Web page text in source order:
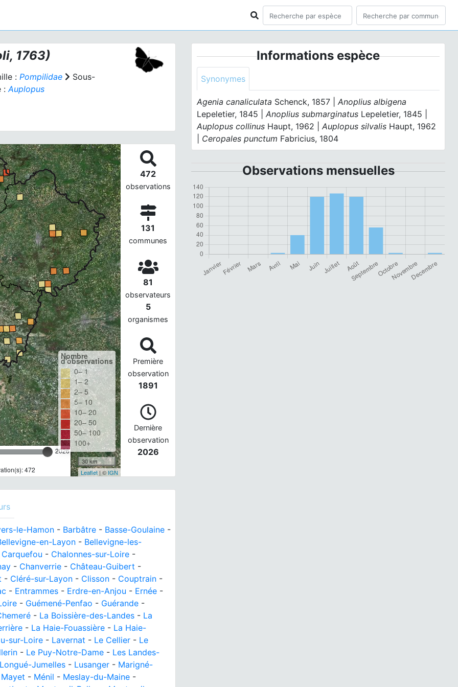
1763)
: Pompilidae
Sous-
:Auplopus
2026
472
Nombre
d'observations
0– 1
1– 2
2– 5
5– 10
10– 20
20– 50
50– 100
100+
30 km
Leaflet| © IGN
472
observations
131
communes
81
observateurs
5
organismes
Première
observation
1891
Dernière
observation
2026
le-Hamon - Barbâtre - Basse-Goulaine -
en-Layon - Bellevigne-les-
Carquefou - Chalonnes-sur-Loire -
- Chanverrie - Château-Guibert -
- Cléré-sur-Layon - Clisson - Couptrain -
- Entrammes - Erdre-en-Anjou - Ernée -
- Guémené-Penfao - Guérande -
- La Boissière-des-Landes - La
- La Haie-Fouassière - La Haie-
sur-Loire - Lavernat - Le Cellier - Le
- Le Puy-Notre-Dame - Les Landes-
Longué-Jumelles - Lusanger - Marigné-
Mayet - Ménil - Meslay-du-Maine -
Informations espèce
Synonymes
Agenia canaliculata Schenck, 1857 |Anoplius albigena
Lepeletier, 1845 |Anoplius submarginatus Lepeletier, 1845 |
Auplopus collinus Haupt, 1962 |Auplopus silvalis Haupt, 1962
Ceropales punctum Fabricius, 1804
Observations mensuelles